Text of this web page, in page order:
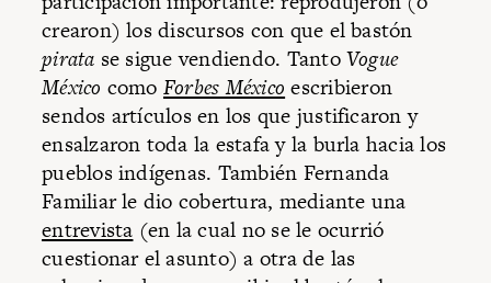
crearon) los discursos con que el bastón
pirata se sigue vendiendo. TantoVogue
México como Forbes México escribieron
sendos artículos en los que justificaron y
ensalzaron toda la estafa y la burla hacia los
pueblos indígenas. También Fernanda
Familiar le dio cobertura, mediante una
entrevista (en la cual no se le ocurrió
cuestionar el asunto) a otra de las